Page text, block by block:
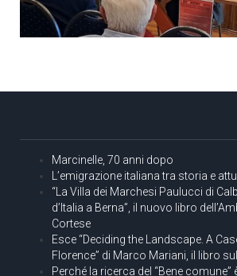
Marcinelle, 70 anni dopo
L’emigrazione italiana tra storia e
“La Villa dei Marchesi Paulucci di
d’Italia a Berna”, il nuovo libro
Cortese
Esce “Deciding the Landscape. A
Florence” di Marco Mariani, il libro
Perché la ricerca del “Bene comune”